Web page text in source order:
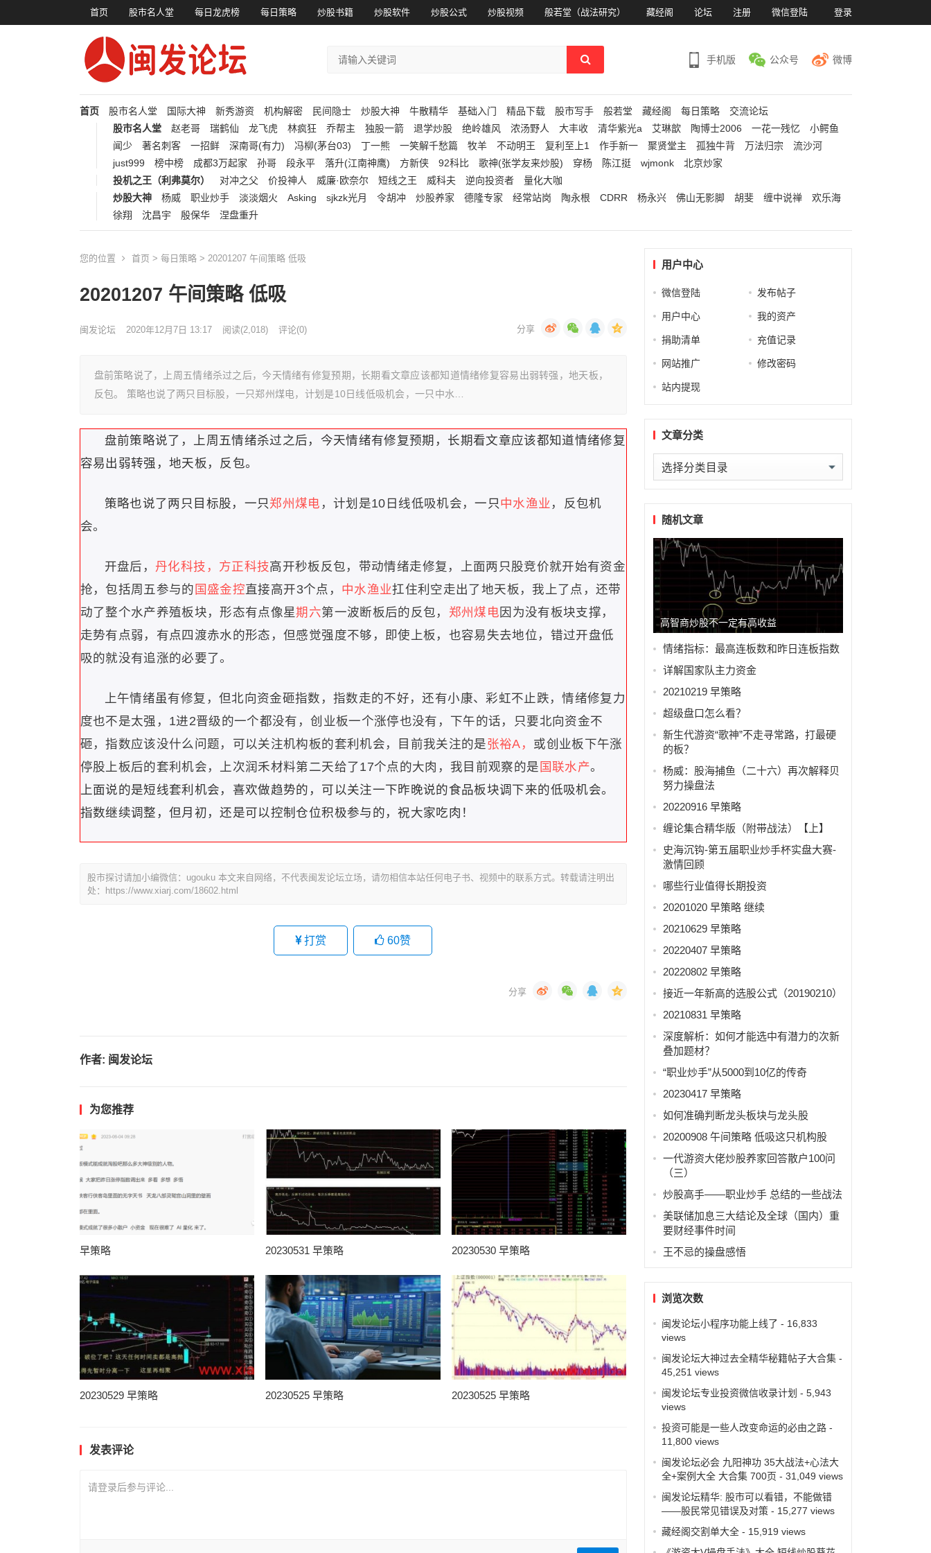
首页 股市名人堂 每日龙虎榜 每日策略 炒股书籍 炒股软件 炒股公式 炒股视频 般若堂（战法研究） 藏经阁 论坛 注册 微信登陆 登录
手机版 公众号 微博
首页 股市名人堂 国际大神 新秀游资 机构解密 民间隐士 炒股大神 牛散精华 基础入门 精品下载 股市写手 般若堂 藏经阁 每日策略
交流论坛
股市名人堂
赵老哥 瑞鹤仙 龙飞虎 林疯狂 乔帮主 独股一箭 退学炒股 绝岭雄风 浓汤野人 大丰收 清华紫光a 艾琳歆 陶博士2006 一花一残忆
小鳄鱼
闻少
著名刺客 一招鲜 深南哥(有力) 冯柳(茅台03) 丁一熊 一笑解千愁篇 牧羊 不动明王 复利至上1 作手新一 聚贤堂主 孤独牛背 万法归宗
流沙河
just999
榜中榜 成都3万起家 孙哥 段永平 落升(江南神鹰) 方新侠 92科比 歌神(张学友来炒股) 穿杨 陈江挺 wjmonk
北京炒家
投机之王（利弗莫尔）
对冲之父 价投神人 威廉·欧奈尔 短线之王 威科夫 逆向投资者
量化大咖
炒股大神
杨威 职业炒手 淡淡烟火 Asking sjkzk光月 令胡冲 炒股养家 德隆专家 经常站岗 陶永根 CDRR 杨永兴 佛山无影脚 胡斐 缠中说禅
欢乐海
徐翔
沈昌宇 殷保华 涅盘重升
您的位置 首页 > 每日策略 > 20201207 午间策略 低吸
20201207 午间策略 低吸
闽发论坛 2020年12月7日 13:17 阅读(2,018) 评论(0)
盘前策略说了，上周五情绪杀过之后，今天情绪有修复预期，长期看文章应该都知道情绪修复容易出弱转强，地天板，
反包。 策略也说了两只目标股，一只郑州煤电，计划是10日线低吸机会，一只中水…
盘前策略说了，上周五情绪杀过之后，今天情绪有修复预期，长期看文章应该都知道情绪修复
容易出弱转强，地天板，反包。
策略也说了两只目标股，一只郑州煤电 ，计划是10日线低吸机会，一只中水渔业 ，反包机
会。
开盘后， 丹化科技，方正科技高开秒板反包，带动情绪走修复，上面两只股竞价就开始有资金
抢，包括周五参与的 国盛金控直接高开3个点， 中水渔业扛住利空走出了地天板，我上了点，还带
动了整个水产养殖板块，形态有点像星期六第一波断板后的反包， 郑州煤电 因为没有板块支撑，
走势有点弱，有点四渡赤水的形态，但感觉强度不够，即使上板，也容易失去地位，错过开盘低
吸的就没有追涨的必要了。
上午情绪虽有修复，但北向资金砸指数，指数走的不好，还有小康、彩虹不止跌，情绪修复力
度也不是太强，1进2晋级的一个都没有，创业板一个涨停也没有，下午的话，只要北向资金不
砸，指数应该没什么问题，可以关注机构板的套利机会，目前我关注的是张裕A， 或创业板下午涨
停股上板后的套利机会，上次润禾材料第二天给了17个点的大肉，我目前观察的是 国联水产。
上面说的是短线套利机会，喜欢做趋势的，可以关注一下昨晚说的食品板块调下来的低吸机会。
指数继续调整，但月初，还是可以控制仓位积极参与的，祝大家吃肉！
股市探讨请加小编微信：ugouku 本文来自网络，不代表闽发论坛立场，请勿相信本站任何电子书、视频中的联系方式。转载请注明出
处：https://www.xiarj.com/18602.html
打赏 60赞
作者: 闽发论坛
为您推荐
早策略 20230531 早策略 20230530 早策略
20230529 早策略 20230525 早策略 20230525 早策略
发表评论
请登录后参与评论...
用户中心
微信登陆 发布帖子
用户中心 我的资产
捐助清单 充值记录
网站推广 修改密码
站内提现
文章分类
文
章
类随机文章
高智商炒股不一定有高收益
情绪指标：最高连板数和昨日连板指数
详解国家队主力资金
20210219 早策略
超级盘口怎么看？
新生代游资“歌神”不走寻常路，打最硬
的板？
杨威：股海捕鱼（二十六）再次解释贝
努力操盘法
20220916 早策略
缠论集合精华版（附带战法）【上】
史海沉钩-第五届职业炒手杯实盘大赛-
激情回顾
哪些行业值得长期投资
20201020 早策略 继续
20210629 早策略
20220407 早策略
20220802 早策略
接近一年新高的选股公式（20190210）
20210831 早策略
深度解析：如何才能选中有潜力的次新
叠加题材？
“职业炒手”从5000到10亿的传奇
20230417 早策略
如何准确判断龙头板块与龙头股
20200908 午间策略 低吸这只机构股
一代游资大佬炒股养家回答散户100问
（三）
炒股高手——职业炒手 总结的一些战法
美联储加息三大结论及全球（国内）重
要财经事件时间
王不忌的操盘感悟
浏览次数
闽发论坛小程序功能上线了 - 16,833
views
闽发论坛大神过去全精华秘籍帖子大合集-
45,251 views
闽发论坛专业投资微信收录计划 - 5,943
views
投资可能是一些人改变命运的必由之路-
11,800 views
闽发论坛必会 九阳神功 35大战法+心法大
全+案例大全 大合集 700页 - 31,049 views
闽发论坛精华: 股市可以看错，不能做错
——股民常见错误及对策- 15,277 views
藏经阁交割单大全- 15,919 views